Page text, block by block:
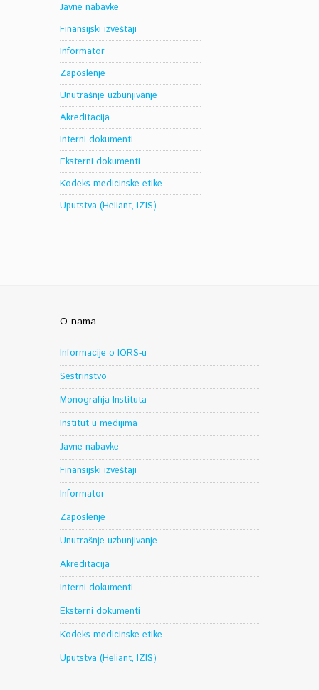
Javne nabavke
Finansijski izveštaji
Informator
Zaposlenje
Unutrašnje uzbunjivanje
Akreditacija
Interni dokumenti
Eksterni dokumenti
Kodeks medicinske etike
Uputstva (Heliant, IZIS)
O nama
Informacije o IORS-u
Sestrinstvo
Monografija Instituta
Institut u medijima
Javne nabavke
Finansijski izveštaji
Informator
Zaposlenje
Unutrašnje uzbunjivanje
Akreditacija
Interni dokumenti
Eksterni dokumenti
Kodeks medicinske etike
Uputstva (Heliant, IZIS)